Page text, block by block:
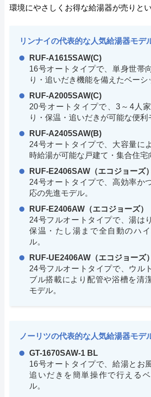
環境にやさしくお得な給湯器が売りとい
リンナイの代表的な人気給湯器モデ
RUF-A1615SAW(C)
16号オートタイプで、単身世帯
り・追いだき機能を備えたベーシ
RUF-A2005SAW(C)
20号オートタイプで、3～4人
り・保温・追いだきが可能な便利
RUF-A2405SAW(B)
24号オートタイプで、大容量に
時給湯が可能な戸建て・集合住宅
RUF-E2406SAW（エコジョーズ）
24号オートタイプで、高効率か
応の先進モデル。
RUF-E2406AW（エコジョーズ）
24号フルオートタイプで、湯は
保温・たし湯まで全自動のハ
ル。
RUF-UE2406AW（エコジョーズ）
24号フルオートタイプで、ウル
ブル搭載により配管や浴槽を清
モデル。
ノーリツの代表的な人気給湯器モデ
GT-1670SAW-1 BL
16号オートタイプで、給湯とお
追いだきを簡単操作で行える
ル。